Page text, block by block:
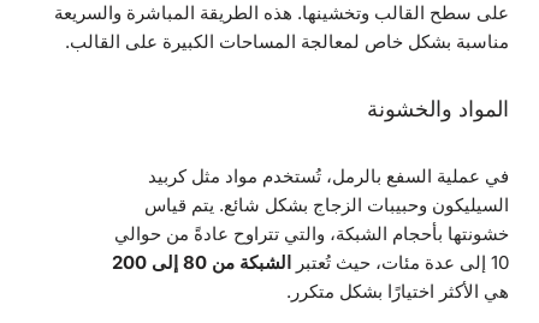
على سطح القالب وتخشينها. هذه الطريقة المباشرة والسريعة
مناسبة بشكل خاص لمعالجة المساحات الكبيرة على القالب.
المواد والخشونة
في عملية السفع بالرمل، تُستخدم مواد مثل كربيد
السيليكون وحبيبات الزجاج بشكل شائع. يتم قياس
خشونتها بأحجام الشبكة، والتي تتراوح عادةً من حوالي
10 إلى عدة مئات، حيث تُعتبر
الشبكة من 80 إلى 200
هي الأكثر اختيارًا بشكل متكرر.